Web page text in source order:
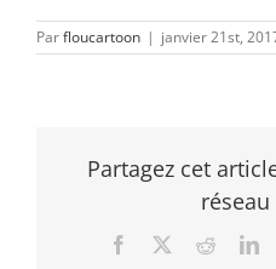
Parfloucartoon | janvier 21st,
Partagez cet
Facebook
TwitterReddit